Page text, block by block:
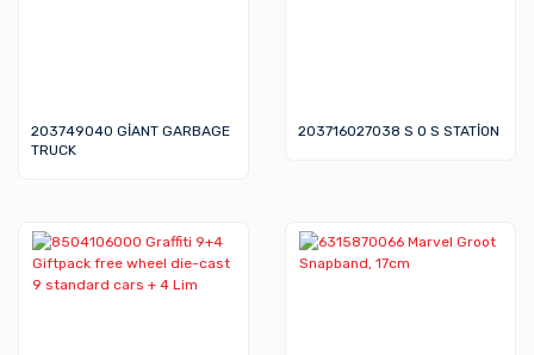
203749040 GİANT GARBAGE
TRUCK
203716027038 S O S STATİON